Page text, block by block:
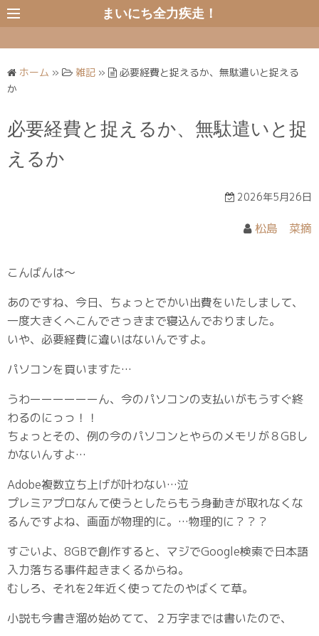
コ
ン
テ
ツ
キ
まいにち全力疾走！
ホーム » 雑記 »
必要経費と捉えるか、無駄遣いと捉える
か
必要経費と捉えるか、無駄遣いと捉
えるか
2026年5月26日
松島 菜摘
こんばんは〜
あのですね、今日、ちょっとでかい出費をいたしまして、
一度大きくへこんでさっきまで寝込んでおりました。
いや、必要経費に違いはないんですよ。
パソコンを買いますた…
うわーーーーーーん、今のパソコンの支払いがもうすぐ終
わるのにっっ！！
ちょっとその、例の今のパソコンとやらのメモリが８GBし
かないんすよ…
Adobe複数立ち上げが叶わない…泣
プレミアプロなんて使うとしたらもう身動きが取れなくな
るんですよね、画面が物理的に。…物理的に？？？
すごいよ、8GBで創作すると、マジでGoogle検索で日本語
入力落ちる事件起きまくるからね。
むしろ、それを2年近く使ってたのやばくて草。
小説も今書き溜め始めてて、２万字までは書いたので、